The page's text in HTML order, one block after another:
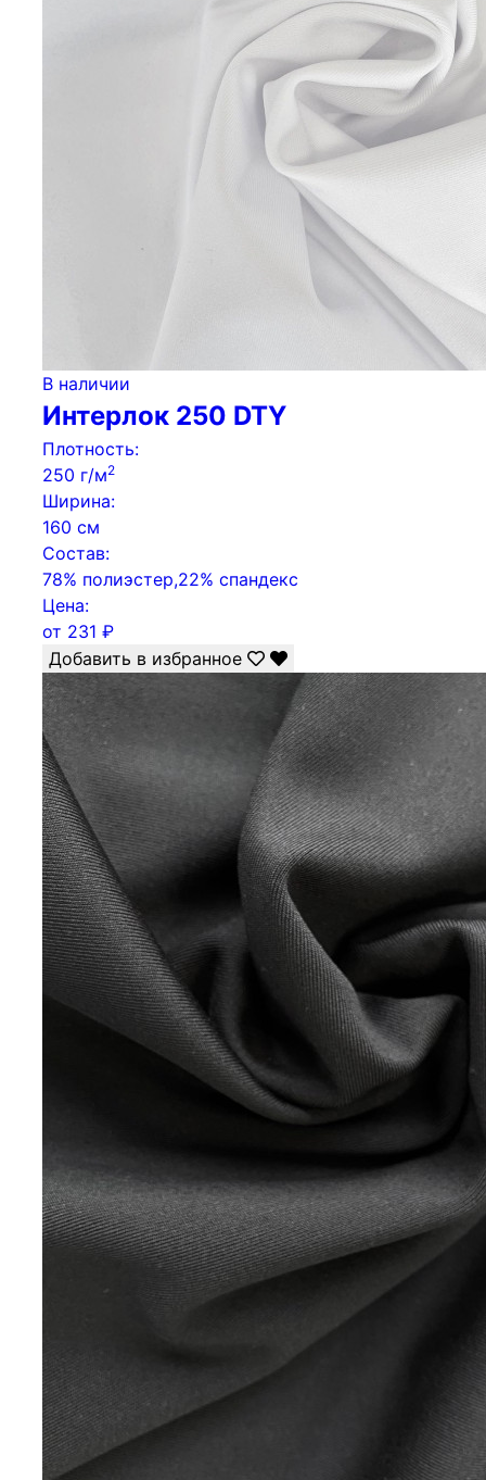
В наличии
Интерлок 250 DTY
Плотность:
250 г/м2
Ширина:
160 см
Состав:
78% полиэстер,22% спандекс
Цена:
от 231 ₽
Добавить в избранное